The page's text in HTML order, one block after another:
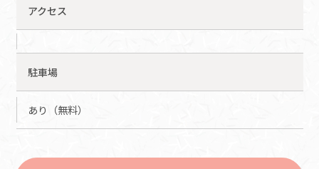
アクセス
駐車場
あり（無料）